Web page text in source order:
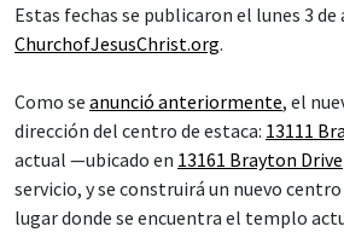
Estas fechas se publicaron el lunes 3
ChurchofJesusChrist.org.
Como se anunció anteriormente, el
dirección del centro de estaca: 13111
actual —ubicado en 13161 Brayton Drive
servicio, y se construirá un nuevo
lugar donde se encuentra el templo